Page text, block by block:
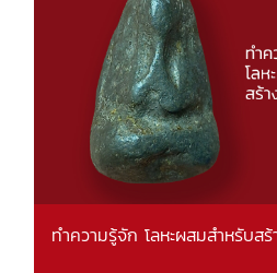
ทำความรู้จัก โลหะผสมสำหรับส